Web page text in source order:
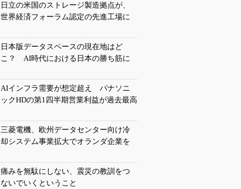
日立の米国のストレージ製造拠点が、
世界経済フォーラム認定の先進工場に
日本版データスペースの現在地はど
こ？ AI時代における日本の勝ち筋に
AIインフラ需要が想定超え パナソニ
ックHDの第1四半期営業利益が過去最高
三菱電機、欧州データセンター向け冷
却システム事業拡大でオランダ企業を
痛みを無駄にしない、震災の教訓をつ
ないでいくということ